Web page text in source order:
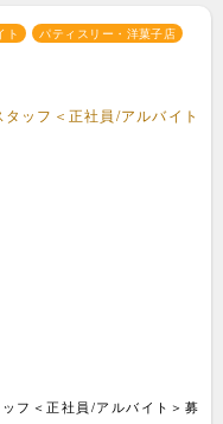
ト
パティスリー・洋菓子店
ッフ＜正社員/アルバイト
フ＜正社員/アルバイト＞募